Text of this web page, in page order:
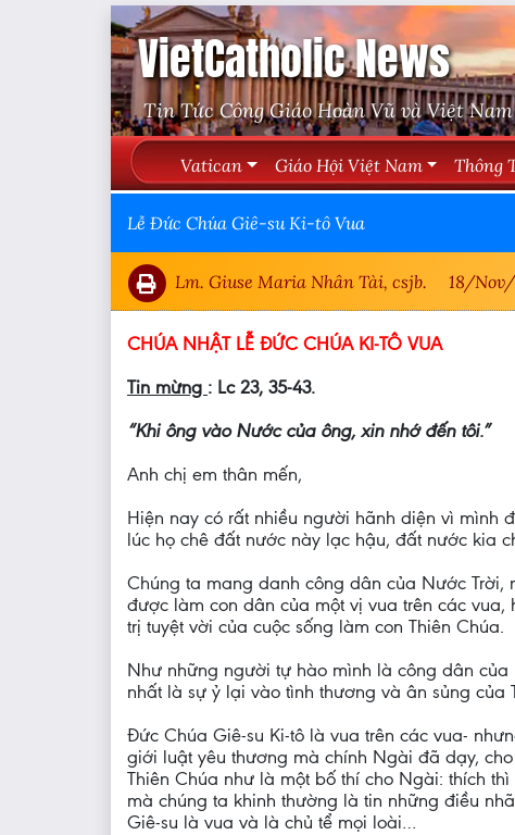
VietCatholic News
Tin Tức Công Giáo Hoàn Vũ và Việt Nam
Vatican Giáo Hội Việt Nam Thông
Lễ Đức Chúa Giê-su Ki-tô Vua
Lm. Giuse Maria Nhân Tài, csjb. 18/
CHÚA NHẬT LỄ ĐỨC CHÚA KI-TÔ VUA
Tin mừng : Lc 23, 35-43.
“Khi ông vào Nước của ông, xin nhớ đến tôi.”
Anh chị em thân mến,
Hiện nay có rất nhiều người hãnh diện vì mình
lúc họ chê đất nước này lạc hậu, đất nước kia
Chúng ta mang danh công dân của Nước
được làm con dân của một vị vua trên các
trị tuyệt vời của cuộc sống làm con Thiên Chúa.
Như những người tự hào mình là công dân
nhất là sự ỷ lại vào tình thương và ân sủng của
Đức Chúa Giê-su Ki-tô là vua trên các vua-
giới luật yêu thương mà chính Ngài đã dạy,
Thiên Chúa như là một bố thí cho Ngài: thích
mà chúng ta khinh thường là tin những điều
Giê-su là vua và là chủ tể mọi loài…